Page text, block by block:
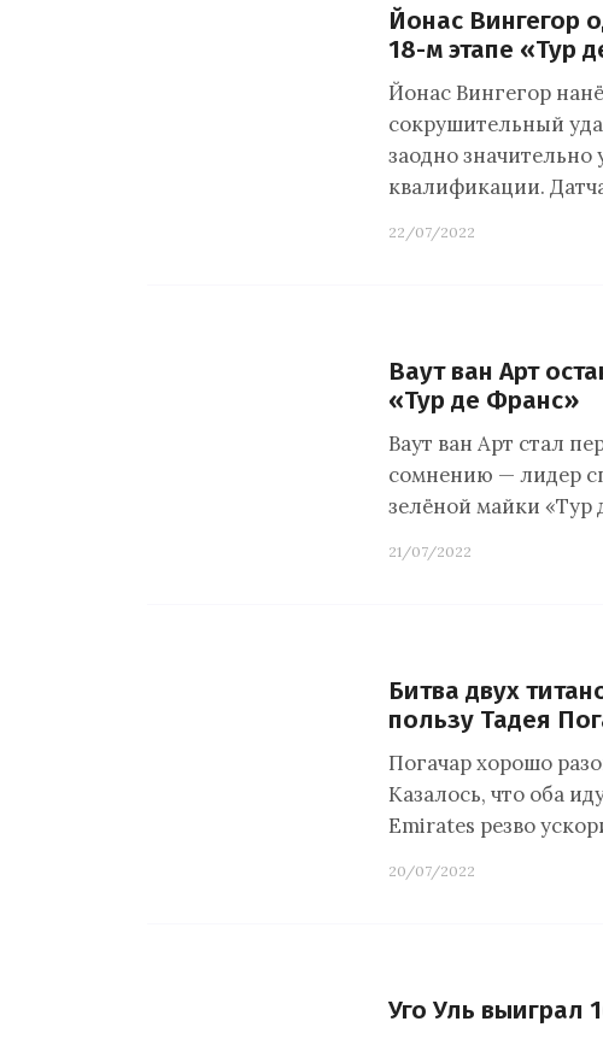
Йонас Вингегор
18-м этапе «Тур
Йонас Вингегор
сокрушительный
заодно значительно
квалификации.
22/07/2022
Ваут ван Арт
«Тур де Франс»
Ваут ван Арт стал
сомнению — лидер
зелёной майки
21/07/2022
Битва двух
пользу Тадея
Погачар хорошо
Казалось, что оба
Emirates резво
20/07/2022
Уго Уль выиграл